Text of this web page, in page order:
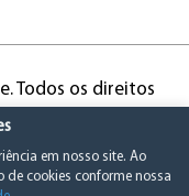
Todos os direitos
em nosso site. Ao
cookies conforme nossa